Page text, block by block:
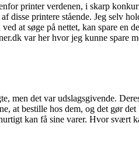
printer verdenen, i skarp
disse printere stående. Jeg selv
at søge på nettet, kan spare
var her hvor jeg kunne spare
men det var udslagsgivende.
at bestille hos dem, og det gør
kan få sine varer. Hvor svært